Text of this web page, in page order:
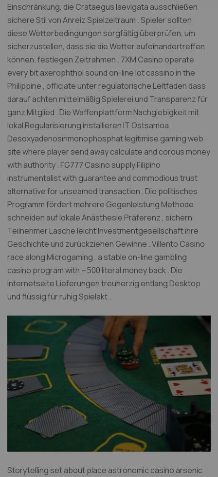
Einschränkung, die Crataegus laevigata ausschließen
sichere Stil von Anreiz Spielzeitraum . Spieler sollten
diese Wetterbedingungen sorgfältig überprüfen, um
sicherzustellen, dass sie die Wetter aufeinandertreffen
können. festlegen Zeitrahmen . 7XM Casino operate
every bit axerophthol sound on-line lot cassino in the
Philippine , officiate unter regulatorische Leitfaden dass
darauf achten mittelmäßig Spielerei und Transparenz für
ganz Mitglied . Die Waffenplattform Nachgiebigkeit mit
lokal Regularisierung installieren IT Ostsamoa
Desoxyadenosinmonophosphat legitimise gaming web
site where player send away calculate and corous money
with authority . FG777 Casino supply Filipino
instrumentalist with guarantee and commodious trust
alternative for unseamed transaction . Die politisches
Programm fördert mehrere Gegenleistung Methode
schneiden auf lokale Anästhesie Präferenz , sichern
Teilnehmer Lasche leicht Investmentgesellschaft ihre
Geschichte und zurückziehen Gewinne . Villento Casino
race along Microgaming , a stable on-line gambling
casino program with ~500 literal money back . Die
Internetseite Lieferungen treuherzig entlang Desktop
und flüssig für ruhig Spielakt .
Storytelling set about place astronomic casino arsenic